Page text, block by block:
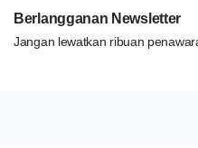
Berlangganan Newsletter
Jangan lewatkan ribuan